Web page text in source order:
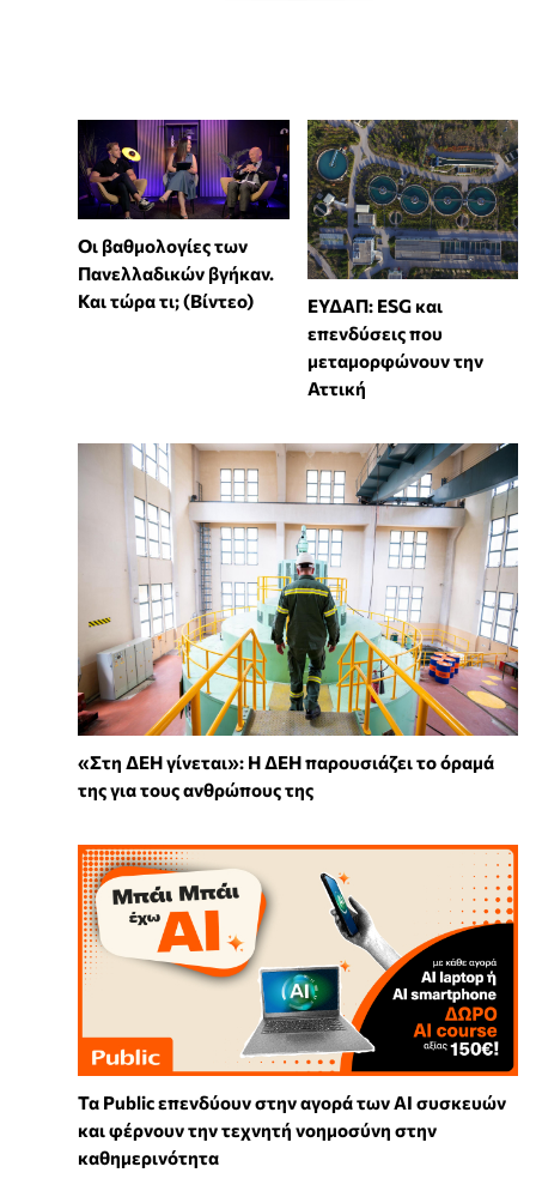
Οι βαθμολογίες των
Πανελλαδικών βγήκαν.
Και τώρα τι; (Βίντεο)
ΕΥΔΑΠ: ESG και
επενδύσεις που
μεταμορφώνουν την
Αττική
«Στη ΔΕΗ γίνεται»: Η ΔΕΗ παρουσιάζει το όραμά
της για τους ανθρώπους της
Τα Public επενδύουν στην αγορά των AI συσκευών
και φέρνουν την τεχνητή νοημοσύνη στην
καθημερινότητα